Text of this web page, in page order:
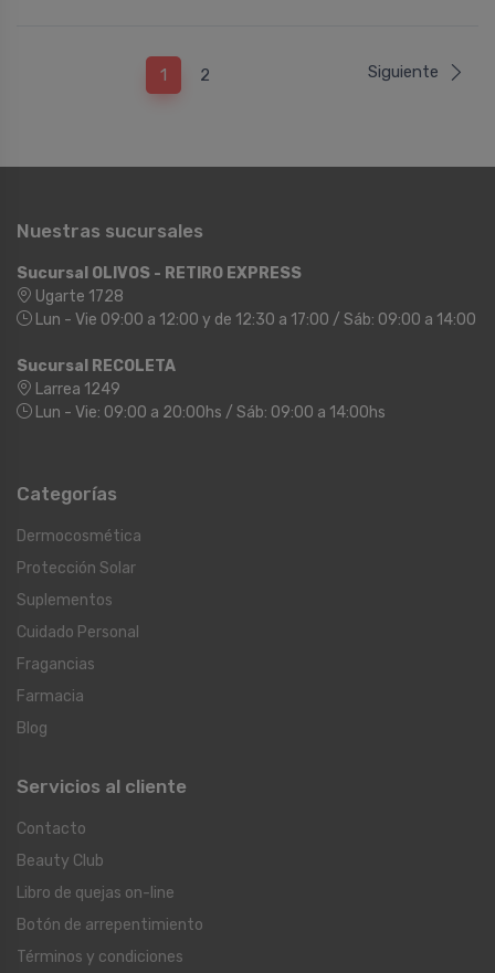
1 2 Siguiente
Nuestras sucursales
Sucursal OLIVOS - RETIRO EXPRESS
Ugarte 1728
Lun - Vie 09:00 a 12:00 y de 12:30 a 17:00 / Sáb: 09:00 a 14:00
Sucursal RECOLETA
Larrea 1249
Lun - Vie: 09:00 a 20:00hs / Sáb: 09:00 a 14:00hs
Categorías
Dermocosmética
Protección Solar
Suplementos
Cuidado Personal
Fragancias
Farmacia
Blog
Servicios al cliente
Contacto
Beauty Club
Libro de quejas on-line
Botón de arrepentimiento
Términos y condiciones